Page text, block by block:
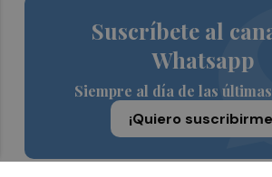
Suscríbete al
Whatsapp
Siempre al día de las
¡Quiero